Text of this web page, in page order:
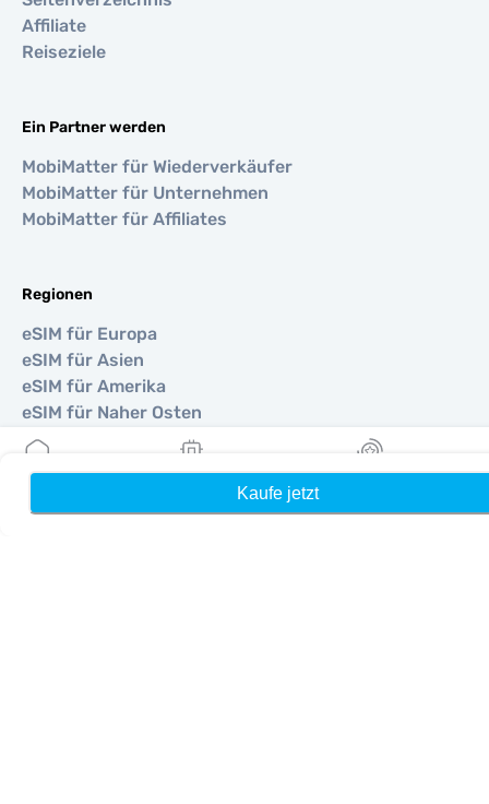
Kaufe jetzt
Affiliate
Reiseziele
Ein Partner werden
MobiMatter für Wiederverkäufer
MobiMatter für Unternehmen
MobiMatter für Affiliates
Regionen
eSIM für Europa
eSIM für Asien
eSIM für Amerika
eSIM für Naher Osten
eSIM für Ozeanien
Meine eSIMs